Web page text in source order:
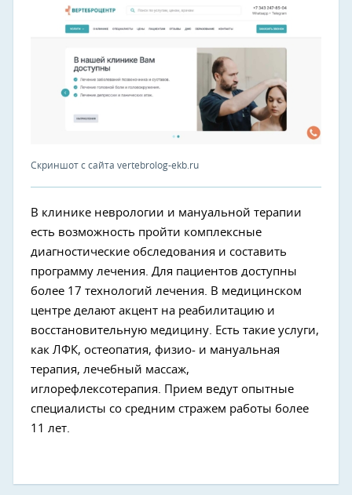
Скриншот с сайта vertebrolog-ekb.ru
В клинике неврологии и мануальной терапии
есть возможность пройти комплексные
диагностические обследования и составить
программу лечения. Для пациентов доступны
более 17 технологий лечения. В медицинском
центре делают акцент на реабилитацию и
восстановительную медицину. Есть такие услуги,
как ЛФК, остеопатия, физио- и мануальная
терапия, лечебный массаж,
иглорефлексотерапия. Прием ведут опытные
специалисты со средним стражем работы более
11 лет.